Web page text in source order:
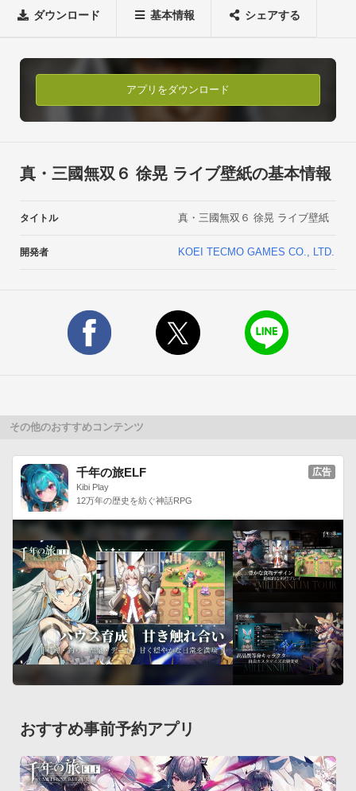
高画質な画像を壁紙に設定できるほか、キャラクターのセリフ
す。■主な機能
◯壁紙設定：キャラクターの画像（全6種類）を壁紙として設
定できます。
◯セリフの表示：キャラクターのセリフ（全145パターン）を
す。
※キャラクターのセリフにボイスはついておりません。
リフ中に表示させることができます。
・一騎討ち
・樊城の戦い・魏
できます。アラームの使用BGMの選択、ユーザー名入りのセリ
フの表示も可能です。
◯MobileJOY：フィーチャーフォン版モバイルサイトでも好評
のMobileJOY機能を搭載しています。PS3版『真・三國無双
６』との連携により特典が獲得できます。
※このライブ壁紙のMobileJOYでは「虎顎轟（武器）」が獲得
できます。ただし、MobileJOYはアプリ購入後15分以上経過し
ないと使用できません。
◯武将紹介：キャラクターの情報を閲覧することができます。
◯設定機能：各種機能のON/OFFや個別の設定ができます。
※画面をダブルタップすることで設定機能の画面にジャンプす
メニューボタン→壁紙→ライブ壁紙→真・三國無双６ 徐晃 ラ
イブ壁紙→壁紙に設定■対応機種
NTT docomo/au/SoftBank アンドロイド携帯（OS：Android
2.1以上）
ダウンロード 基本情報 シェアする
アプリをダウンロード
真・三國無双６ 徐晃 ライブ壁紙の基本情報
タイトル 真・三國無双６ 徐晃 ライブ壁紙
開発者 KOEI TECMO GAMES CO., LTD.
その他のおすすめコンテンツ
千年の旅ELF
Kibi Play
12万年の歴史を紡ぐ神話RPG
広告
おすすめ事前予約アプリ